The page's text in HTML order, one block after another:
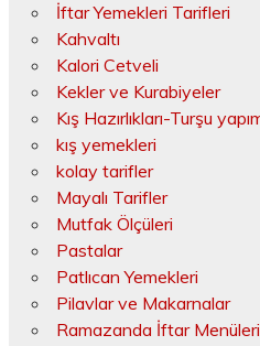
İftar Yemekleri Tarifleri
Kahvaltı
Kalori Cetveli
Kekler ve Kurabiyeler
Kış Hazırlıkları-Turşu
kış yemekleri
kolay tarifler
Mayalı Tarifler
Mutfak Ölçüleri
Pastalar
Patlıcan Yemekleri
Pilavlar ve Makarnalar
Ramazanda İftar Menüleri